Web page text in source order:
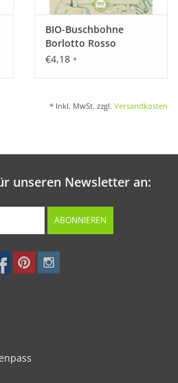
BIO-Buschbohne
Borlotto Rosso
€4,18 *
* Inkl. MwSt. zzgl. Versandkosten
unseren Newsletter an:
ABONNIEREN